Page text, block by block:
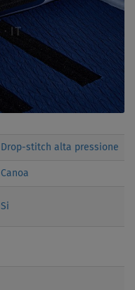
Drop-stitch alta pressione
Canoa
Si